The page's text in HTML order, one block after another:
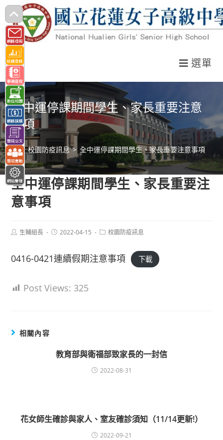
跳
轉
至
主
要
內
容
選單
全中運停課期間學生、家長重要注意
事項
> 校園防疫訊息 > 全中運停課期間學生、家長重要注意事項
全中運停課期間學生、家長重要注
意事項
Post生輔組長
Post2022-04-15
Post校園防疫訊息
0416-0421連續假期注意事項 下載
Post Views: 325
相關內容
教育部與衛福部致家長的一封信
2022-08-31
花女師生確診與家人、室友確診須知（11/14更新!）
2022-09-21